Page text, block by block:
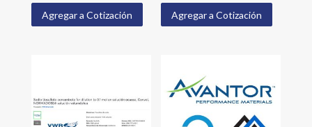
Agregar a Cotización Agregar a Cotización